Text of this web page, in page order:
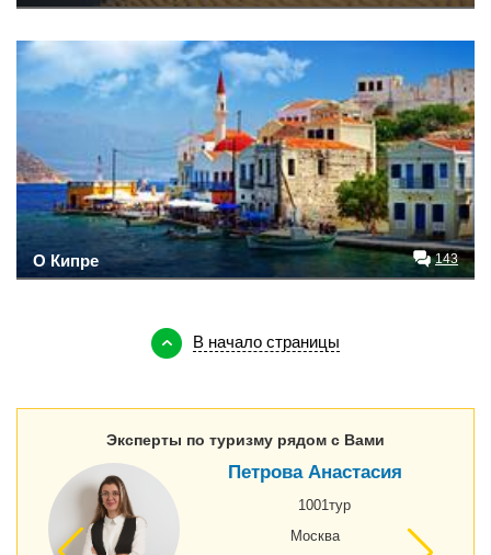
О Кипре 143
В начало страницы
Эксперты по туризму рядом с Вами
Петрова Анастасия
1001тур
Москва